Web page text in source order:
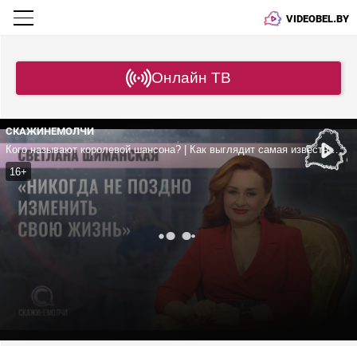
VIDEOBEL.BY
Онлайн ТВ
СКАЖИНЕМОЛЧИ
Кого называют королевой шансона? | Как выглядит самая известная Снегурочка Беларуси? | Почему певец и слушатели – одно целое?
16+